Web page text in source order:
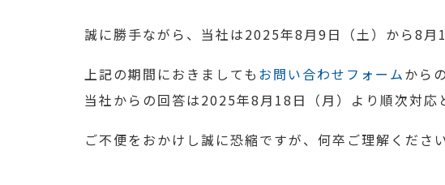
誠に勝手ながら、当社は2025年8月9日（土）から8月
上記の期間におきましても お問い合わせフォームから
当社からの回答は2025年8月18日（月）より順次対応
ご不便をおかけし誠に恐縮ですが、何卒ご理解くださ